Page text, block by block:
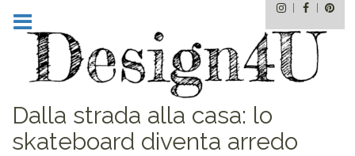
to
content
Instagram
Dalla strada alla casa: lo
skateboard diventa arredo